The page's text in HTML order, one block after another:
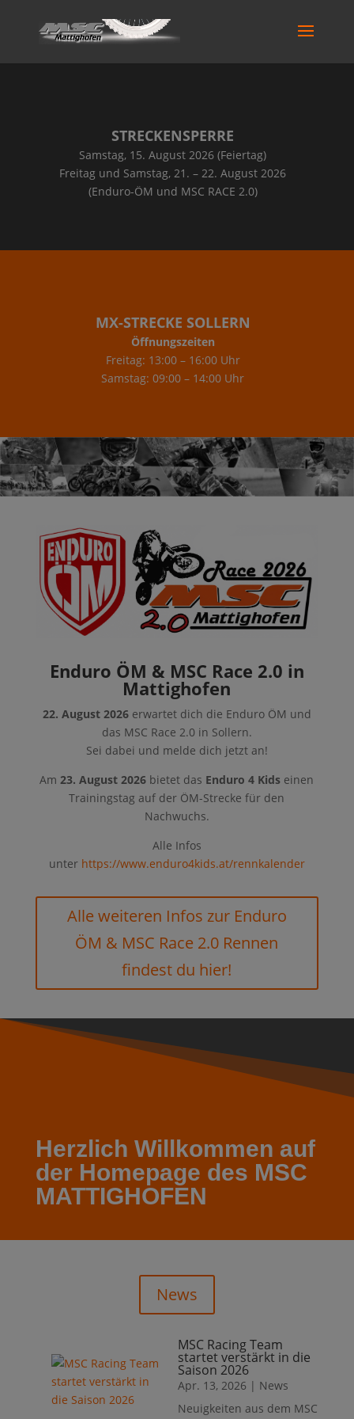
STRECKENSPERRE
Samstag, 15. August 2026 (Feiertag)
Freitag und Samstag, 21. – 22. August 2026
(Enduro-ÖM und MSC RACE 2.0)
MX-STRECKE SOLLERN
Öffnungszeiten
Freitag: 13:00 – 16:00 Uhr
Samstag: 09:00 – 14:00 Uhr
Enduro ÖM & MSC Race 2.0 in
Mattighofen
22. August 2026erwartet dich die Enduro ÖM und
das MSC Race 2.0 in Sollern.
Sei dabei und melde dich jetzt an!
Am23. August 2026 bietet das Enduro 4 Kids einen
Trainingstag auf der ÖM-Strecke für den
Nachwuchs.
Alle Infos
unter https://www.enduro4kids.at/rennkalender
Alle weiteren Infos zur Enduro
ÖM & MSC Race 2.0 Rennen
findest du hier!
Herzlich Willkommen auf
der Homepage des MSC
MATTIGHOFEN
News
MSC Racing Team
startet verstärkt in die
Saison 2026
Apr. 13, 2026 | News
Neuigkeiten aus dem MSC